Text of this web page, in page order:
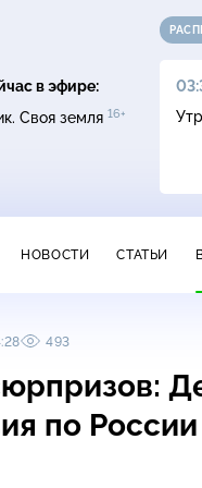
в эфире:
Своя земля 16+
Своя земля16+
НОВОСТИ СТАТЬИ
493
по России